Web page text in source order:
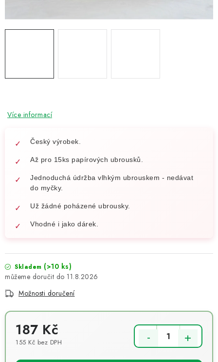
Podmínky ochrany osobních údajů
Jak získat lepší ceny?
Více informací
Český výrobek.
Až pro 15ks papírových ubrousků.
Jednoduchá údržba vlhkým ubrouskem - nedávat
do myčky.
Už žádné poházené ubrousky.
Vhodné i jako dárek.
Skladem (>10 ks)
11.8.2026
Možnosti doručení
187 Kč
155 Kč bez DPH